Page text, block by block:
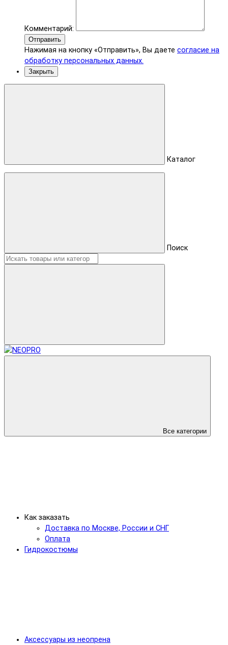
Комментарий:
Отправить
Нажимая на кнопку «Отправить», Вы даете согласие на
обработку персональных данных.
Закрыть
Каталог
Поиск
Все категории
Как заказать
Доставка по Москве, России и СНГ
Оплата
Гидрокостюмы
Аксессуары из неопрена